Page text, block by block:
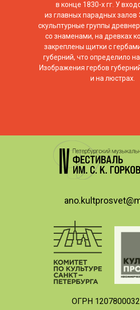
в конце 1830-х гг. У
из главных парадных
скульптурные группы
со знаменами, на древках
закреплены щитки с
губерний, что определило
Изображения гербов
и на люстрах.
ОГРН